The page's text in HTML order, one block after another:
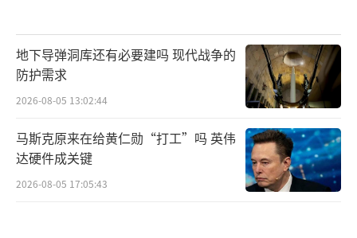
地下导弹洞库还有必要建吗 现代战争的
防护需求
2026-08-05 13:02:44
马斯克原来在给黄仁勋“打工”吗 英伟
达硬件成关键
2026-08-05 17:05:43